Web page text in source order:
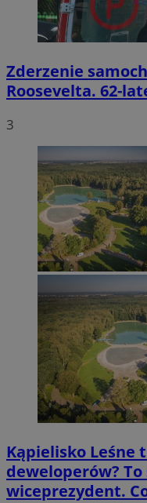
Zderzenie
Roosevelta. 62-
3
Kąpielisko Leśne
deweloperów? To
wiceprezydent.